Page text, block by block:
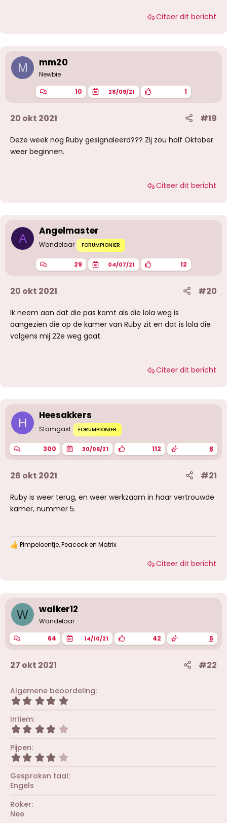
Citeer dit bericht
M mm20
Newbie
10 28/09/21 1
20 okt 2021 #19
Deze week nog Ruby gesignaleerd??? Zij zou half Oktober
weer beginnen.
Citeer dit bericht
A
Angelmaster
Wandelaar FORUMPIONIER
29 04/07/21 12
20 okt 2021 #20
Ik neem aan dat die pas komt als die lola weg is
aangezien die op de kamer van Ruby zit en dat is lola die
volgens mij 22e weg gaat.
Citeer dit bericht
H
Heesakkers
Stamgast FORUMPIONIER
300 30/06/21 112 8
26 okt 2021 #21
Ruby is weer terug, en weer werkzaam in haar vertrouwde
kamer, nummer 5.
W
n
g
n
:
Pimpeloentje,Peacocken Matrix
Citeer dit bericht
W walker12
Wandelaar
64 14/10/21 42 5
27 okt 2021 #22
Algemene beoordeling
5
r
e
Intiem
e
Pijpen
0
0
Gesproken taal
Engels
Roker
Nee